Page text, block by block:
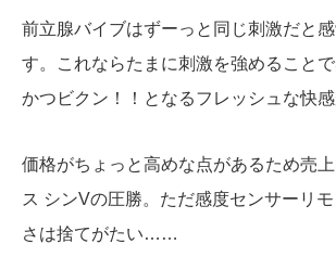
前立腺バイブはずーっと同じ刺激だと
す。これならたまに刺激を強めることで
かつビクン！！となるフレッシュな快感
価格がちょっと高めな点があるため売
ス シンVの圧勝。ただ感度センサーリ
さは捨てがたい……